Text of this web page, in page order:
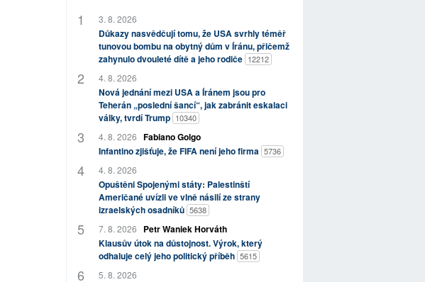
3. 8. 2026
Důkazy nasvědčují tomu, že USA svrhly téměř
tunovou bombu na obytný dům v Íránu, přičemž
zahynulo dvouleté dítě a jeho rodiče 12212
4. 8. 2026
Nová jednání mezi USA a Íránem jsou pro
Teherán „poslední šancí“, jak zabránit eskalaci
války, tvrdí Trump 10340
4. 8. 2026 Fabiano Golgo
Infantino zjišťuje, že FIFA není jeho firma 5736
4. 8. 2026
Opuštěni Spojenými státy: Palestinští
Američané uvízli ve vlně násilí ze strany
izraelských osadníků 5638
7. 8. 2026
Petr Waniek Horváth
Klausův útok na důstojnost. Výrok, který
odhaluje celý jeho politický příběh 5615
5. 8. 2026